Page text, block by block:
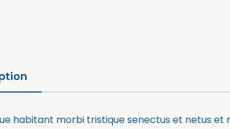
habitant morbi tristique senectus et netus